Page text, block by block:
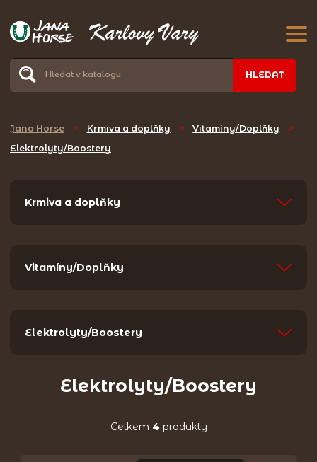
HLEDAT
Jana Horse > Krmiva a doplňky > Vitamíny/Doplňky
>
Elektrolyty/Boostery
Krmiva a doplňky
Vitamíny/Doplňky
Elektrolyty/Boostery
Elektrolyty/Boostery
Celkem 4 produkty